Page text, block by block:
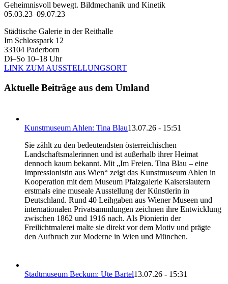
Geheimnisvoll bewegt. Bildmechanik und Kinetik
05.03.23–09.07.23
Städtische Galerie in der Reithalle
Im Schlosspark 12
33104 Paderborn
Di–So 10–18 Uhr
LINK ZUM AUSSTELLUNGSORT
Aktuelle Beiträge aus dem Umland
Kunstmuseum Ahlen: Tina Blau13.07.26 - 15:51
Sie zählt zu den bedeutendsten österreichischen
Landschaftsmalerinnen und ist außerhalb ihrer Heimat
dennoch kaum bekannt. Mit „Im Freien. Tina Blau – eine
Impressionistin aus Wien“ zeigt das Kunstmuseum Ahlen in
Kooperation mit dem Museum Pfalzgalerie Kaiserslautern
erstmals eine museale Ausstellung der Künstlerin in
Deutschland. Rund 40 Leihgaben aus Wiener Museen und
internationalen Privatsammlungen zeichnen ihre Entwicklung
zwischen 1862 und 1916 nach. Als Pionierin der
Freilichtmalerei malte sie direkt vor dem Motiv und prägte
den Aufbruch zur Moderne in Wien und München.
Stadtmuseum Beckum: Ute Bartel13.07.26 - 15:31